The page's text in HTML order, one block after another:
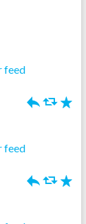
feed
h J R
feed
h J R